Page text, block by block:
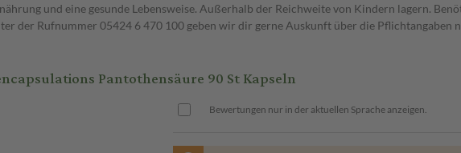
und eine gesunde Lebensweise. Außerhalb der Reichweite von Kindern lagern.
der Rufnummer 05424 6 470 100 geben wir dir gerne Auskunft über die Pflichtangaben
Pantothensäure 90 St Kapseln
Bewertungen nur in der aktuellen Sprache anzeigen.